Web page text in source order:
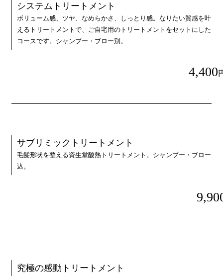
システムトリートメント
ボリューム感、ツヤ、なめらかさ、しっとり感。なりたい質感を叶
えるトリートメントで、ご自宅用のトリートメントをセットにした
コースです。シャンプー・ブロー別。
4,400
サブリミックトリートメント
毛髪形状を整える資生堂酸熱トリートメント。シャンプー・ブロー
込。
究極の感動トリートメント